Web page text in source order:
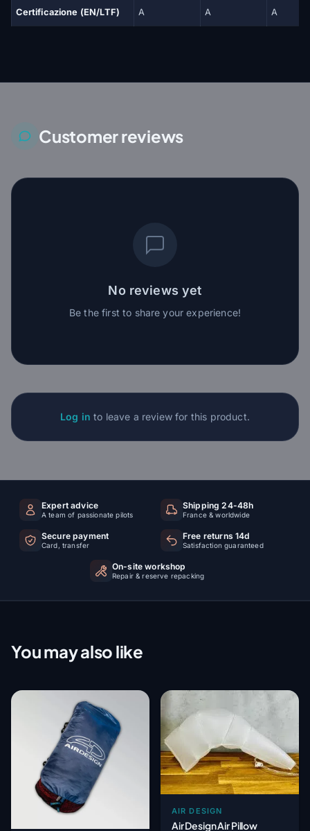
Certificazione (EN/LTF) A A A
Customer reviews
No reviews yet
Be the first to share your experience!
Log in to leave a review for this product.
Expert advice
A team of passionate pilots
Shipping 24-48h
France & worldwide
Secure payment
Card, transfer
Free returns 14d
Satisfaction guaranteed
On-site workshop
Repair & reserve repacking
You may also like
AIR DESIGN
Air Design Air Pillow